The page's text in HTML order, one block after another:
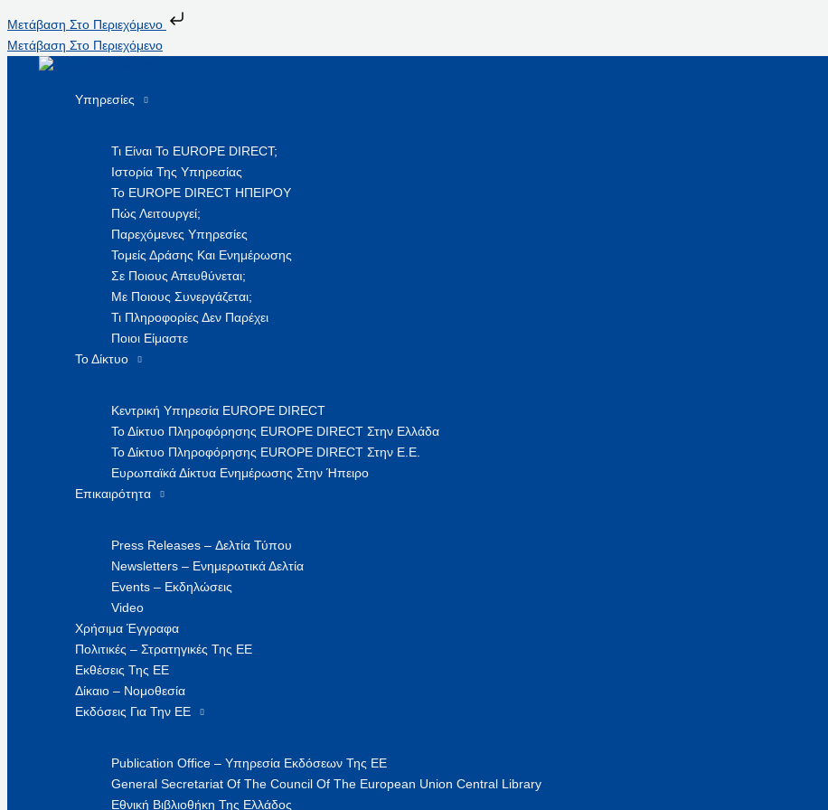
Μετάβαση Στο Περιεχόμενο
Μετάβαση Στο Περιεχόμενο
Υπηρεσίες
Τι Είναι Το EUROPE DIRECT;
Ιστορία Της Υπηρεσίας
Το EUROPE DIRECT ΗΠΕΙΡΟΥ
Πώς Λειτουργεί;
Παρεχόμενες Υπηρεσίες
Τομείς Δράσης Και Ενημέρωσης
Σε Ποιους Απευθύνεται;
Με Ποιους Συνεργάζεται;
Τι Πληροφορίες Δεν Παρέχει
Ποιοι Είμαστε
Το Δίκτυο
Κεντρική Υπηρεσία EUROPE DIRECT
Το Δίκτυο Πληροφόρησης EUROPE DIRECT Στην Ελλάδα
Το Δίκτυο Πληροφόρησης EUROPE DIRECT Στην Ε.Ε.
Ευρωπαϊκά Δίκτυα Ενημέρωσης Στην Ήπειρο
Επικαιρότητα
Press Releases – Δελτία Τύπου
Newsletters – Ενημερωτικά Δελτία
Events – Εκδηλώσεις
Video
Χρήσιμα Έγγραφα
Πολιτικές – Στρατηγικές Της ΕΕ
Εκθέσεις Της ΕΕ
Δίκαιο – Νομοθεσία
Εκδόσεις Για Την ΕΕ
Publication Office – Υπηρεσία Εκδόσεων Της ΕΕ
General Secretariat Of The Council Of The European Union Central Library
Εθνική Βιβλιοθήκη Της Ελλάδος